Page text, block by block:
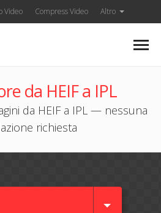
Video Compress Video Altro
da HEIF a IPL
da HEIF a IPL — nessuna
richiesta